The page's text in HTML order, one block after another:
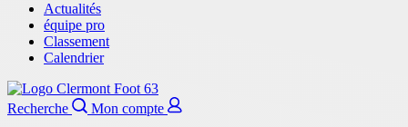
Actualités
équipe pro
Classement
Calendrier
Recherche
Mon compte